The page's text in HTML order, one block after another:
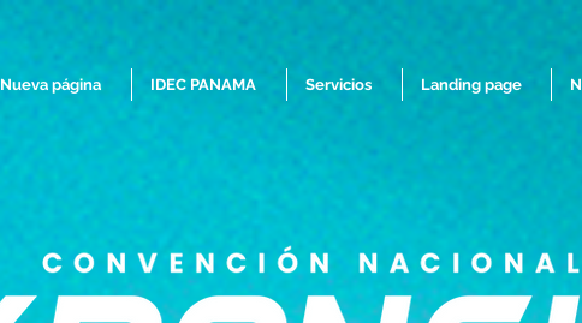
Nueva página IDEC PANAMA Servicios Landing page